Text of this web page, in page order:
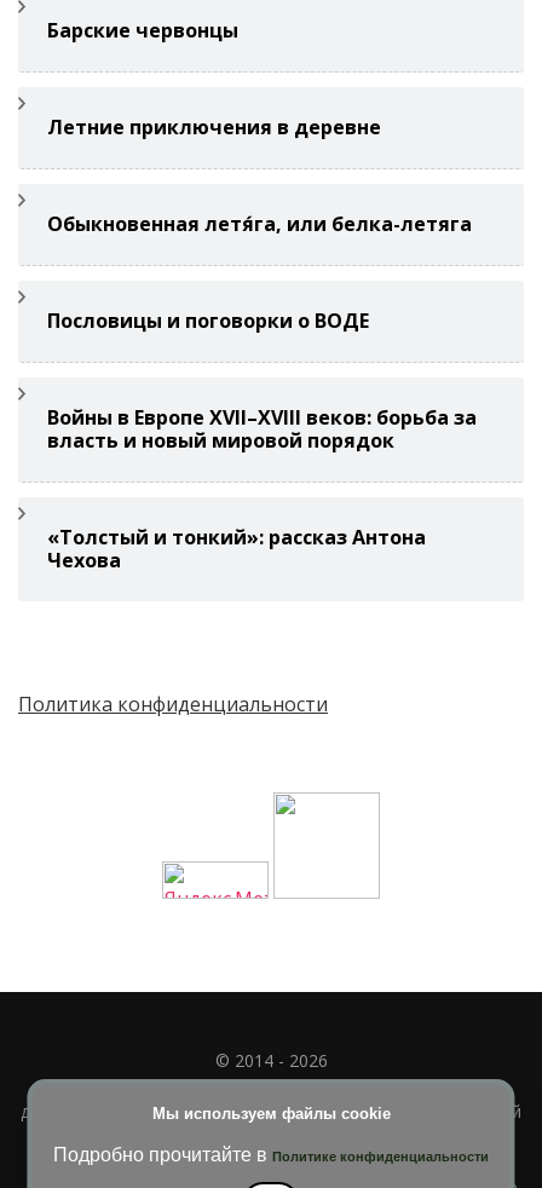
Барские червонцы
Летние приключения в деревне
Обыкновенная летя́га, или белка-летяга
Пословицы и поговорки о ВОДЕ
Войны в Европе XVII–XVIII веков: борьба за
власть и новый мировой порядок
«Толстый и тонкий»: рассказ Антона
Чехова
Политика конфиденциальности
Мы используем файлы cookie
Подробно прочитайте в Политике конфиденциальности
© 2014 - 2026
Полное или частичное использование материала
допускается только при наличии активной и индексируемой